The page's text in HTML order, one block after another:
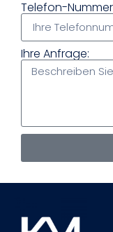
Telefon-
Ihre Anfrage: